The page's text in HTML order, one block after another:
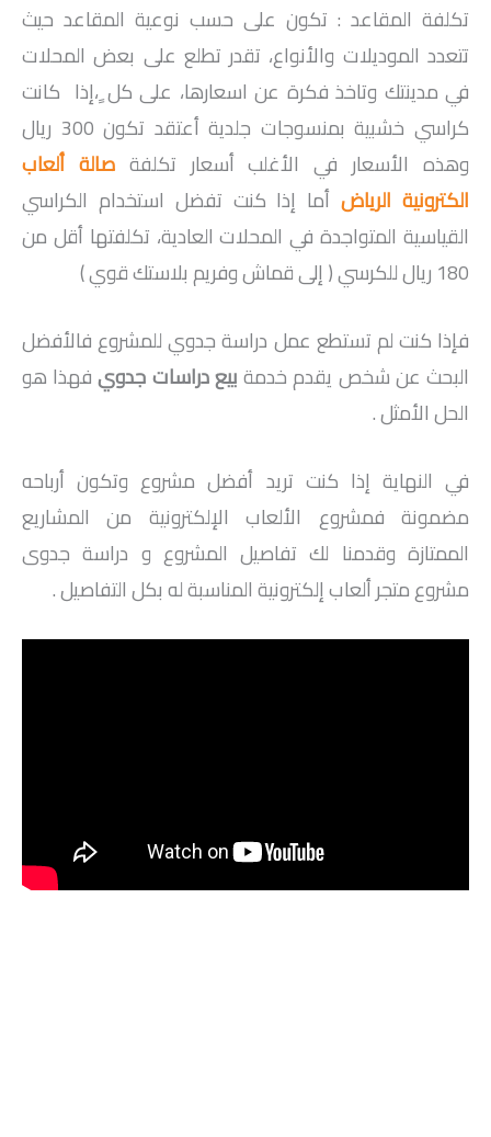
تكلفة المقاعد : تكون على حسب نوعية المقاعد حيث
تتعدد الموديلات والأنواع، تقدر تطلع على بعض المحلات
في مدينتك وتاخذ فكرة عن اسعارها، على كل ٍ،إذا كانت
كراسي خشبية بمنسوجات جلدية أعتقد تكون 300 ريال
وهذه الأسعار في الأغلب أسعار تكلفةصالة ألعاب
الكترونية الرياض أما إذا كنت تفضل استخدام الكراسي
القياسية المتواجدة في المحلات العادية، تكلفتها أقل من
180 ريال للكرسي ( إلى قماش وفريم بلاستك قوي )
فإذا كنت لم تستطع عمل دراسة جدوي للمشروع فالأفضل
البحث عن شخص يقدم خدمةبيع دراسات جدويفهذا هو
الحل الأمثل .
في النهاية إذا كنت تريد أفضل مشروع وتكون أرباحه
مضمونة فمشروع الألعاب الإلكترونية من المشاريع
الممتازة وقدمنا لك تفاصيل المشروع و دراسة جدوى
مشروع متجر ألعاب إلكترونية المناسبة له بكل التفاصيل .